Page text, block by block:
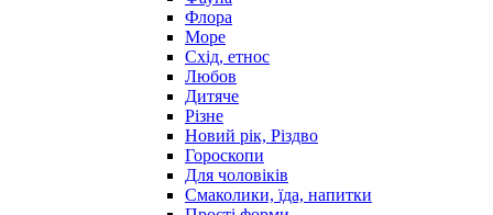
Флора
Море
Схід, етнос
Любов
Дитяче
Різне
Новий рік, Різдво
Гороскопи
Для чоловіків
Смаколики, їда, напитки